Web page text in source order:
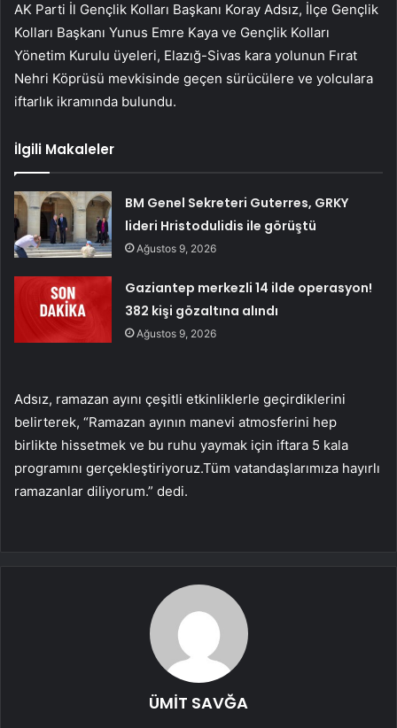
AK Parti İl Gençlik Kolları Başkanı Koray Adsız, İlçe Gençlik
Kolları Başkanı Yunus Emre Kaya ve Gençlik Kolları
Yönetim Kurulu üyeleri, Elazığ-Sivas kara yolunun Fırat
Nehri Köprüsü mevkisinde geçen sürücülere ve yolculara
iftarlık ikramında bulundu.
İlgili Makaleler
BM Genel Sekreteri Guterres, GRKY
lideri Hristodulidis ile görüştü
Ağustos 9, 2026
Gaziantep merkezli 14 ilde operasyon!
382 kişi gözaltına alındı
Ağustos 9, 2026
Adsız, ramazan ayını çeşitli etkinliklerle geçirdiklerini
belirterek, “Ramazan ayının manevi atmosferini hep
birlikte hissetmek ve bu ruhu yaymak için iftara 5 kala
programını gerçekleştiriyoruz.Tüm vatandaşlarımıza hayırlı
ramazanlar diliyorum.” dedi.
ÜMİT SAVĞA